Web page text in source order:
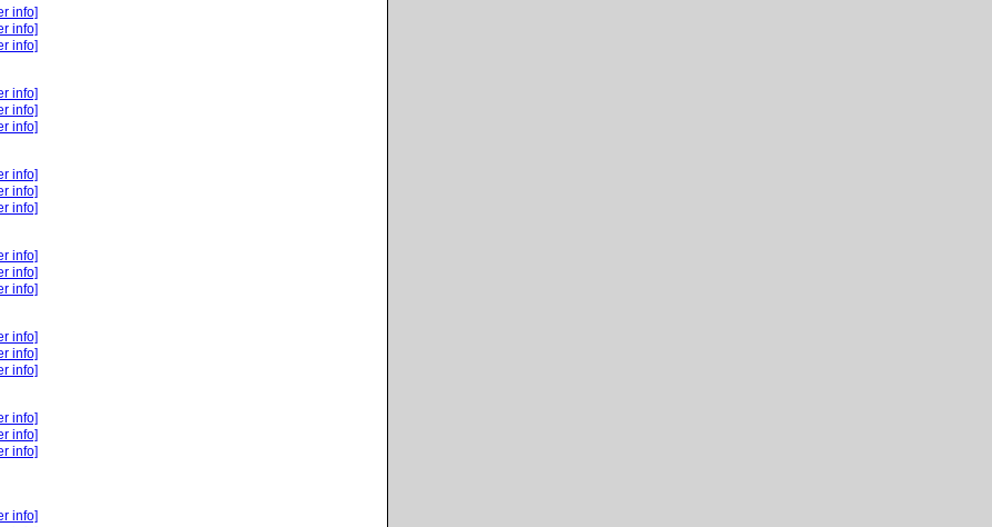
info]
info]
info]
info]
info]
info]
info]
info]
info]
info]
info]
info]
info]
info]
info]
info]
info]
info]
info]